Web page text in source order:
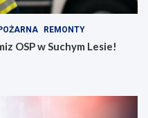
REMONTY
OSP w Suchym Lesie!